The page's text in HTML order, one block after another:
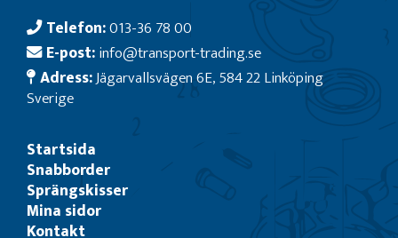
Telefon:013-36 78 00
E-post:info@transport-trading.se
Adress:Jägarvallsvägen 6E, 584 22 Linköping
Sverige
Startsida
Snabborder
Sprängskisser
Mina sidor
Kontakt